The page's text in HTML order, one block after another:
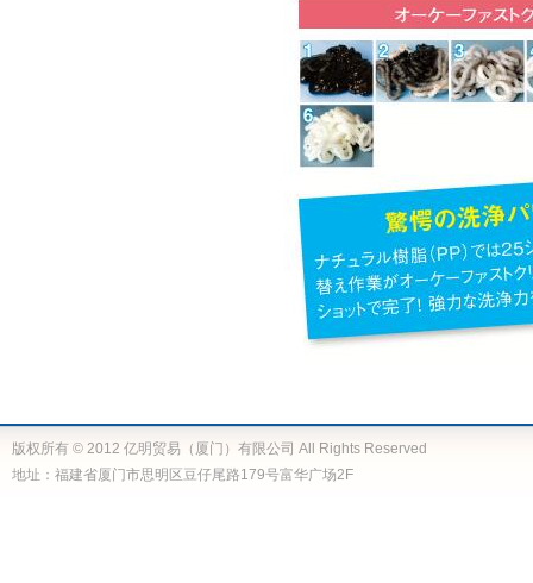
版权所有 © 2012 亿明贸易（厦门）有限公司 All Rights Reserved
地址：福建省厦门市思明区豆仔尾路179号富华广场2F